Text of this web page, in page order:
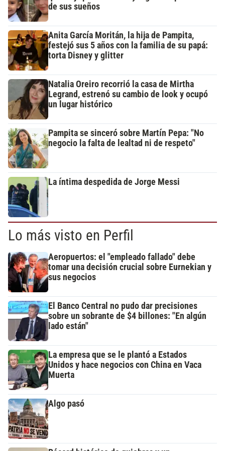
de sus sueños
Anita García Moritán, la hija de Pampita,
festejó sus 5 años con la familia de su papá:
torta Disney y glitter
Natalia Oreiro recorrió la casa de Mirtha
Legrand, estrenó su cambio de look y ocupó
un lugar histórico
Pampita se sinceró sobre Martín Pepa: "No
negocio la falta de lealtad ni de respeto"
La íntima despedida de Jorge Messi
Lo más visto en Perfil
Aeropuertos: el "empleado fallado" debe
tomar una decisión crucial sobre Eurnekian y
sus negocios
El Banco Central no pudo dar precisiones
sobre un sobrante de $4 billones: "En algún
lado están"
La empresa que se le plantó a Estados
Unidos y hace negocios con China en Vaca
Muerta
Algo pasó